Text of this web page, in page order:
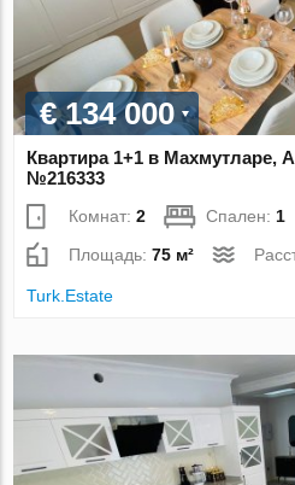
€ 134 000
Квартира 1+1 в Махмутларе,
№216333
Комнат:2 Спален: 1
Площадь:75 м²
Turk.Estate